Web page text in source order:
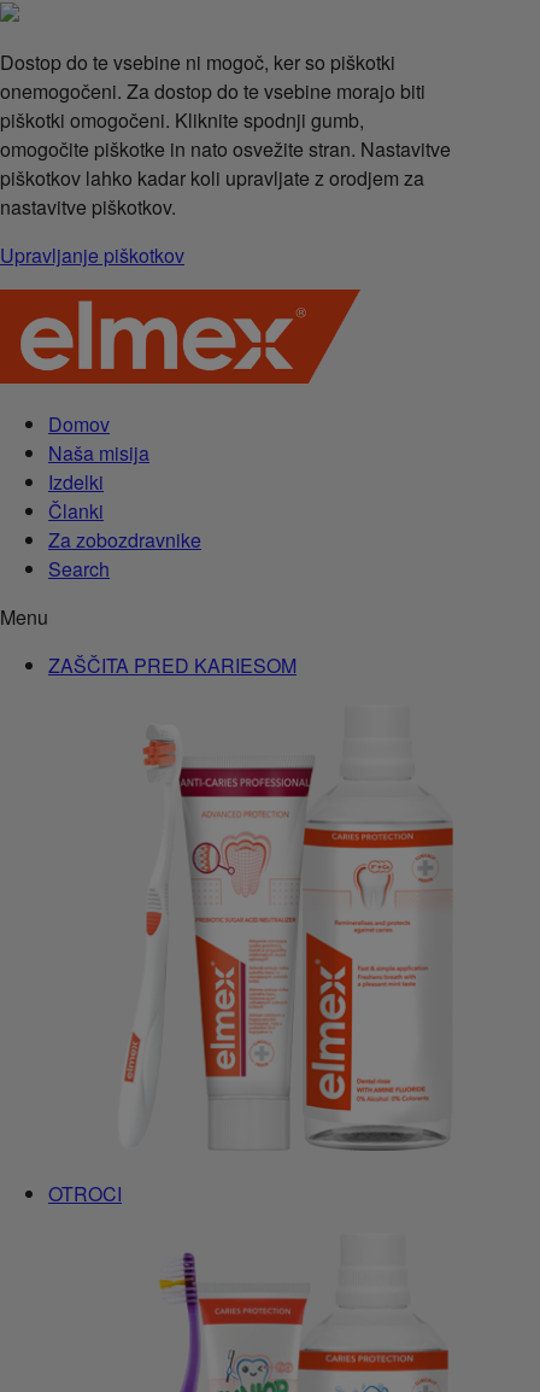
Dostop do te vsebine ni mogoč, ker so piškotki
onemogočeni. Za dostop do te vsebine morajo biti
piškotki omogočeni. Kliknite spodnji gumb,
omogočite piškotke in nato osvežite stran. Nastavitve
piškotkov lahko kadar koli upravljate z orodjem za
nastavitve piškotkov.
Upravljanje piškotkov
Domov
Naša misija
Izdelki
Članki
Za zobozdravnike
Search
Menu
ZAŠČITA PRED KARIESOM
OTROCI